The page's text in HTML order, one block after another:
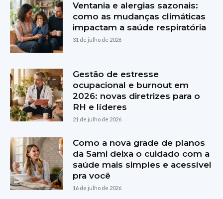
Ventania e alergias sazonais:
como as mudanças climáticas
impactam a saúde respiratória
31 de julho de 2026
Gestão de estresse
ocupacional e burnout em
2026: novas diretrizes para o
RH e líderes
21 de julho de 2026
Como a nova grade de planos
da Sami deixa o cuidado com a
saúde mais simples e acessível
pra você
16 de julho de 2026